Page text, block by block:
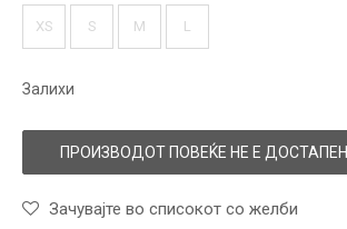
XS S M L
Залихи
ПРОИЗВОДОТ ПОВЕЌЕ НЕ Е ДОСТАПЕН
Зачувајте во списокот со желби